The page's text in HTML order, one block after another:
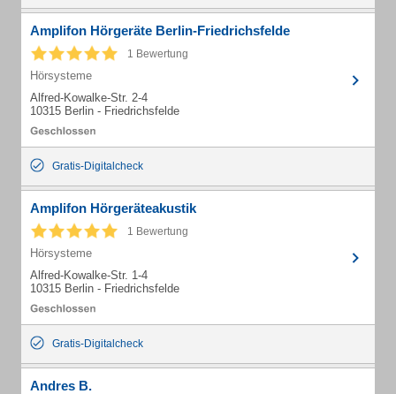
Amplifon Hörgeräte Berlin-Friedrichsfelde
1 Bewertung
Hörsysteme
Alfred-Kowalke-Str. 2-4
10315 Berlin - Friedrichsfelde
Gratis-Digitalcheck
Amplifon Hörgeräteakustik
1 Bewertung
Hörsysteme
Alfred-Kowalke-Str. 1-4
10315 Berlin - Friedrichsfelde
Gratis-Digitalcheck
Andres B.